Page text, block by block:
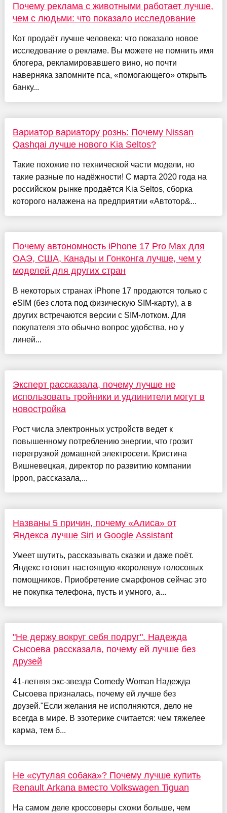
Почему реклама с животными работает лучше,
чем с людьми: что показало исследование
Кот продаёт лучше человека: что показало новое
исследование о рекламе. Вы можете не помнить имя
блогера, рекламировавшего вино, но почти
наверняка запомните пса, «помогающего» открыть
банку...
Вариатор вариатору рознь: Почему Nissan
Qashqai лучше нового Kia Seltos?
Такие похожие по технической части модели, но
такие разные по надёжности! С марта 2020 года на
российском рынке продаётся Kia Seltos, сборка
которого налажена на предприятии «Автотор&...
Почему автономность iPhone 17 Pro Max для
ОАЭ, США, Канады и Гонконга лучше, чем у
моделей для других стран
В некоторых странах iPhone 17 продаются только с
eSIM (без слота под физическую SIM-карту), а в
других встречаются версии с SIM-лотком. Для
покупателя это обычно вопрос удобства, но у
линей...
Эксперт рассказала, почему лучше не
использовать тройники и удлинители могут в
новостройка
Рост числа электронных устройств ведет к
повышенному потреблению энергии, что грозит
перегрузкой домашней электросети. Кристина
Вишневецкая, директор по развитию компании
Ippon, рассказала,...
Названы 5 причин, почему «Алиса» от
Яндекса лучше Siri и Google Assistant
Умеет шутить, рассказывать сказки и даже поёт.
Яндекс готовит настоящую «королеву» голосовых
помощников. Приобретение смарфонов сейчас это
не покупка телефона, пусть и умного, а...
"Не держу вокруг себя подруг". Надежда
Сысоева рассказала, почему ей лучше без
друзей
41-летняя экс-звезда Comedy Woman Надежда
Сысоева призналась, почему ей лучше без
друзей."Если желания не исполняются, дело не
всегда в мире. В эзотерике считается: чем тяжелее
карма, тем б...
Не «сутулая собака»? Почему лучше купить
Renault Arkana вместо Volkswagen Tiguan
На самом деле кроссоверы схожи больше, чем